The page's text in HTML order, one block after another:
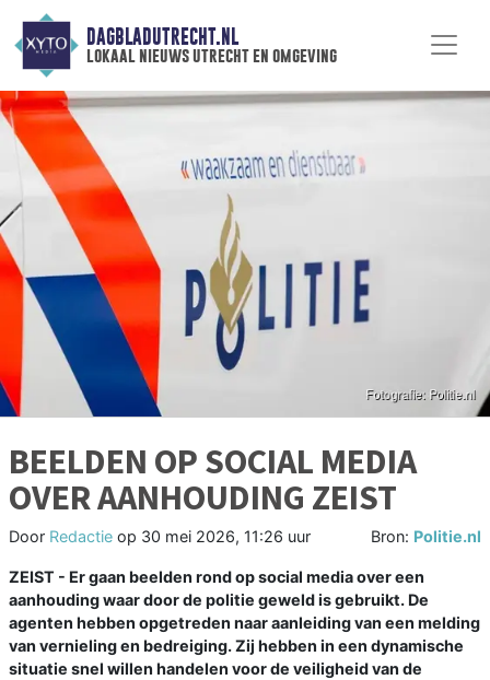
DAGBLADUTRECHT.NL
lokaal nieuws utrecht en omgeving
BEELDEN OP SOCIAL MEDIA
OVER AANHOUDING ZEIST
Door Redactie op 30 mei 2026, 11:26 uur Bron: Politie.nl
ZEIST - Er gaan beelden rond op social media over een
aanhouding waar door de politie geweld is gebruikt. De
agenten hebben opgetreden naar aanleiding van een melding
van vernieling en bedreiging. Zij hebben in een dynamische
situatie snel willen handelen voor de veiligheid van de